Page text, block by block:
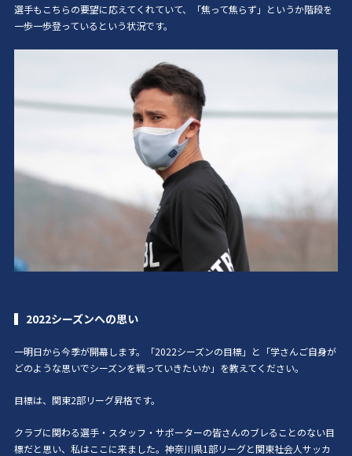
選手もこちらの要望に応えてくれていて、「焦って焦らず」というか階段を
一歩一歩登っているという状況です。
2022シーズンへの思い
一明日から今季が開幕します。「2022シーズンの目標」と「学さんご自身が
どのような思いでシーズンを戦っていきたいか」を教えてください。
目標は、関東2部リーグ昇格です。
クラブに関わる選手・スタッフ・サポーターの皆さんのブレることのない目
標だと思い、私はここに来ました。神奈川県1部リーグと関東社会人サッカ